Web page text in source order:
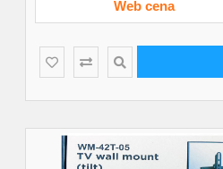
Web cena